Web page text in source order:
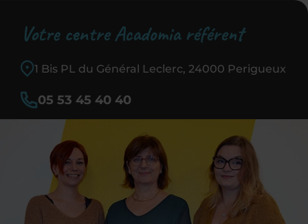
Votre centre Acadomia référent
1 Bis PL du Général Leclerc, 24000 Perigueux
05 53 45 40 40